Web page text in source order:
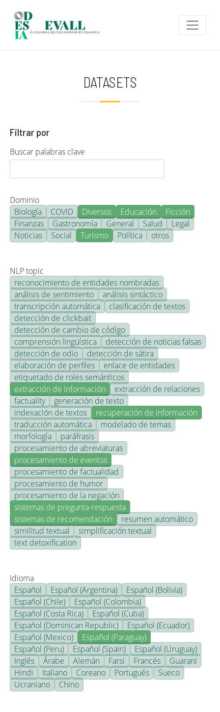
DATASETS
Filtrar por
Buscar palabras clave
Dominio
Biología
COVID Diversos Educación
Ficción
Finanzas
Gastronomía General Salud
Legal
Noticias
Social Turismo Política otros
NLP topic
reconocimiento de entidades nombradas
análisis de sentimiento
análisis sintáctico
transcripción automática
clasificación de textos
detección de clickbait
detección de cambio de código
comprensión lingüística
detección de noticias falsas
detección de odio
detección de sátira
elaboración de perfiles
enlace de entidades
etiquetado de roles semánticos
extracción de información
extracción de relaciones
factuality
generación de texto
indexación de textos
recuperación de información
traducción automática
modelado de temas
morfología
paráfrasis
procesamiento de abreviaturas
procesamiento de eventos
procesamiento de factualidad
procesamiento de humor
procesamiento de la negación
sistemas de pregunta-respuesta
sistemas de recomendación
resumen automático
similitud textual
simplificación textual
text detoxification
Idioma
Español
Español (Argentina)
Español (Bolivia)
Español (Chile)
Español (Colombia)
Español (Costa Rica)
Español (Cuba)
Español (Dominican Republic)
Español (Ecuador)
Español (Mexico)
Español (Paraguay)
Español (Peru)
Español (Spain)
Español (Uruguay)
Inglés
Árabe Alemán Farsi Francés
Guarani
Hindi
Italiano Coreano Portugués
Sueco
Ucraniano
Chino